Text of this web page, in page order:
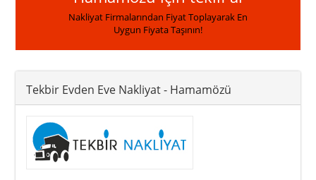
Nakliyat Firmalarından Fiyat Toplayarak En
Uygun Fiyata Taşının!
Tekbir Evden Eve Nakliyat- Hamamözü